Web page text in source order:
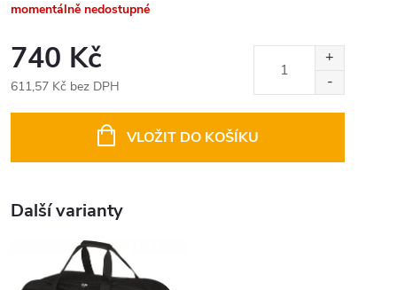
momentálně nedostupné
740 Kč
611,57 Kč bez DPH
VLOŽIT DO KOŠÍKU
Další varianty